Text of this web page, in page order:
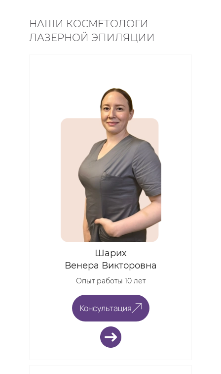
НАШИ КОСМЕТОЛОГИ
ЛАЗЕРНОЙ ЭПИЛЯЦИИ
Шарих
Венера Викторовна
Опыт работы 10 лет
Консультация